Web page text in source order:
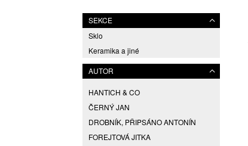
SEKCE
Sklo
Keramika a jiné
AUTOR
HANTICH & CO
ČERNÝ JAN
DROBNÍK, PŘIPSÁNO ANTONÍN
FOREJTOVÁ JITKA